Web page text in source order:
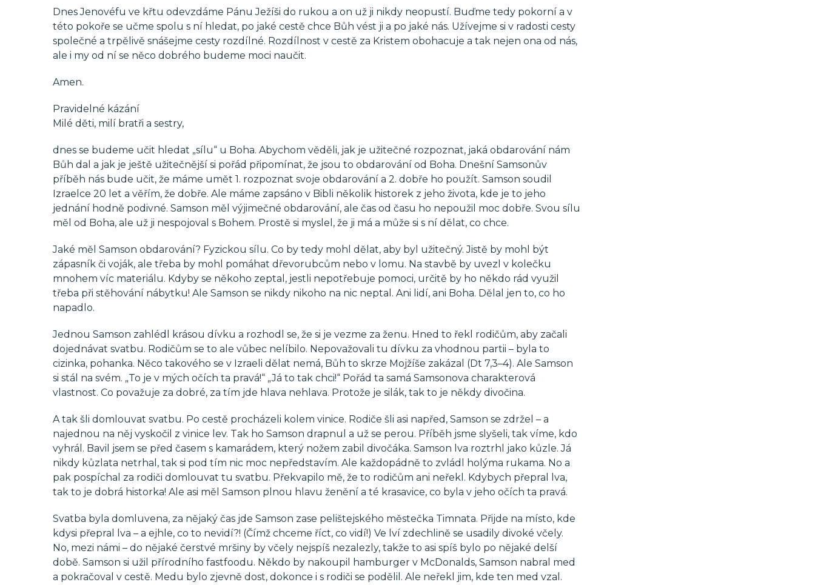
Dnes Jenovéfu ve křtu odevzdáme Pánu Ježíši do rukou a on už ji nikdy neopustí. Buďme tedy pokorní a v
této pokoře se učme spolu s ní hledat, po jaké cestě chce Bůh vést ji a po jaké nás. Užívejme si v radosti cesty
společné a trpělivě snášejme cesty rozdílné. Rozdílnost v cestě za Kristem obohacuje a tak nejen ona od nás,
ale i my od ní se něco dobrého budeme moci naučit.
Amen.
Pravidelné kázání
Milé děti, milí bratři a sestry,
dnes se budeme učit hledat „sílu“ u Boha. Abychom věděli, jak je užitečné rozpoznat, jaká obdarování nám
Bůh dal a jak je ještě užitečnější si pořád připomínat, že jsou to obdarování od Boha. Dnešní Samsonův
příběh nás bude učit, že máme umět 1. rozpoznat svoje obdarování a 2. dobře ho použít. Samson soudil
Izraelce 20 let a věřím, že dobře. Ale máme zapsáno v Bibli několik historek z jeho života, kde je to jeho
jednání hodně podivné. Samson měl výjimečné obdarování, ale čas od času ho nepoužil moc dobře. Svou sílu
měl od Boha, ale už ji nespojoval s Bohem. Prostě si myslel, že ji má a může si s ní dělat, co chce.
Jaké měl Samson obdarování? Fyzickou sílu. Co by tedy mohl dělat, aby byl užitečný. Jistě by mohl být
zápasník či voják, ale třeba by mohl pomáhat dřevorubcům nebo v lomu. Na stavbě by uvezl v kolečku
mnohem víc materiálu. Kdyby se někoho zeptal, jestli nepotřebuje pomoci, určitě by ho někdo rád využil
třeba při stěhování nábytku! Ale Samson se nikdy nikoho na nic neptal. Ani lidí, ani Boha. Dělal jen to, co ho
napadlo.
Jednou Samson zahlédl krásou dívku a rozhodl se, že si je vezme za ženu. Hned to řekl rodičům, aby začali
dojednávat svatbu. Rodičům se to ale vůbec nelíbilo. Nepovažovali tu dívku za vhodnou partii – byla to
cizinka, pohanka. Něco takového se v Izraeli dělat nemá, Bůh to skrze Mojžíše zakázal (Dt 7,3–4). Ale Samson
si stál na svém. „To je v mých očích ta pravá!“ „Já to tak chci!“ Pořád ta samá Samsonova charakterová
vlastnost. Co považuje za dobré, za tím jde hlava nehlava. Protože je silák, tak to je někdy divočina.
A tak šli domlouvat svatbu. Po cestě procházeli kolem vinice. Rodiče šli asi napřed, Samson se zdržel – a
najednou na něj vyskočil z vinice lev. Tak ho Samson drapnul a už se perou. Příběh jsme slyšeli, tak víme, kdo
vyhrál. Bavil jsem se před časem s kamarádem, který nožem zabil divočáka. Samson lva roztrhl jako kůzle. Já
nikdy kůzlata netrhal, tak si pod tím nic moc nepředstavím. Ale každopádně to zvládl holýma rukama. No a
pak pospíchal za rodiči domlouvat tu svatbu. Překvapilo mě, že to rodičům ani neřekl. Kdybych přepral lva,
tak to je dobrá historka! Ale asi měl Samson plnou hlavu ženění a té krasavice, co byla v jeho očích ta pravá.
Svatba byla domluvena, za nějaký čas jde Samson zase pelištejského městečka Timnata. Přijde na místo, kde
kdysi přepral lva – a ejhle, co to nevidí?! (Čímž chceme říct, co vidí!) Ve lví zdechlině se usadily divoké včely.
No, mezi námi – do nějaké čerstvé mršiny by včely nejspíš nezalezly, takže to asi spíš bylo po nějaké delší
době. Samson si užil přírodního fastfoodu. Někdo by nakoupil hamburger v McDonalds, Samson nabral med
a pokračoval v cestě. Medu bylo zjevně dost, dokonce i s rodiči se podělil. Ale neřekl jim, kde ten med vzal.